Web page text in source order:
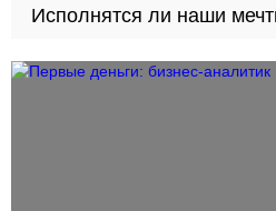
Исполнятся ли наши